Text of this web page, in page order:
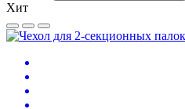
Хит